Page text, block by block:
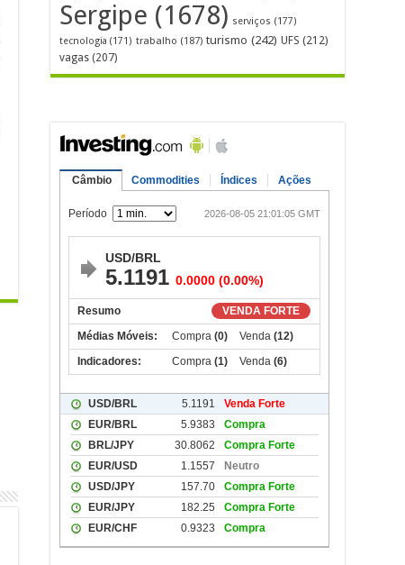
Sergipe (1678) serviços (177)
tecnologia (171) trabalho (187) turismo (242) UFS (212)
vagas (207)